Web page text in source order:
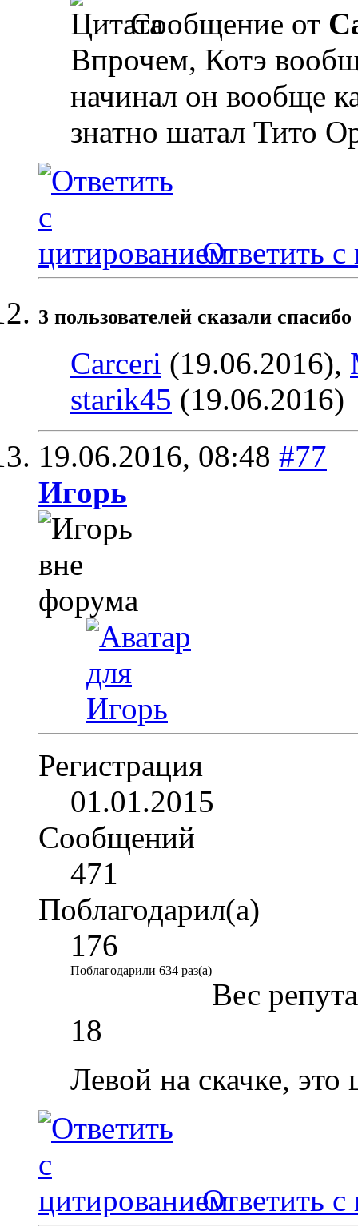
Сообщение от
Впрочем, Котэ
начинал он вообще
знатно шатал Тито
Ответить с
3 пользователей сказали
Carceri (19.06.2016),
starik45 (19.06.2016)
19.06.2016, 08:48 #77
Игoрь
Регистрация
01.01.2015
Сообщений
471
Поблагодарил(а)
176
Поблагодарили 634 раз(а)
Вес
18
Левой на скачке, это
Ответить с